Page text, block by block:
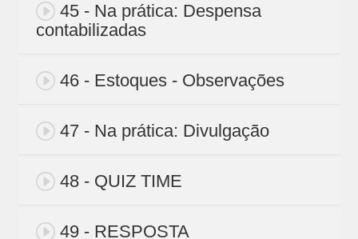
45 - Na prática: Despensa
contabilizadas
46 - Estoques - Observações
47 - Na prática: Divulgação
48 - QUIZ TIME
49 - RESPOSTA